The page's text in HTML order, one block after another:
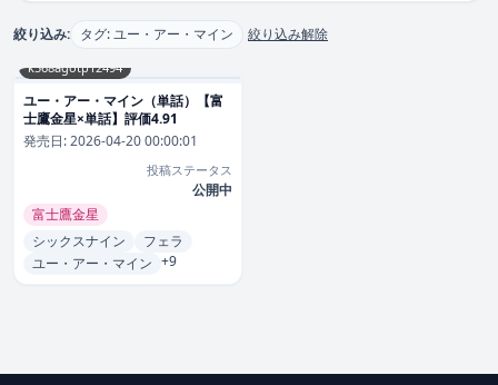
絞り込み: タグ: ユー・アー・マイン 絞り込み解除
k568agotp12494
ユー・アー・マイン（単話）【富
士鷹金星×単話】評価4.91
発売日:2026-04-20 00:00:01
投稿ステータス
公開中
富士鷹金星
シックスナイン
フェラ
ユー・アー・マイン +9